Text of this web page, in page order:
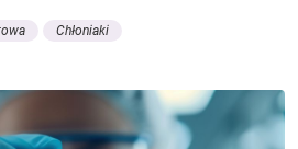
Chłoniaki